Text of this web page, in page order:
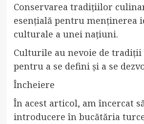
Conservarea tradițiilor
esențială pentru menținerea
culturale a unei națiuni.
Culturile au nevoie de
pentru a se defini și a se
Încheiere
În acest articol, am încercat
introducere în bucătăria